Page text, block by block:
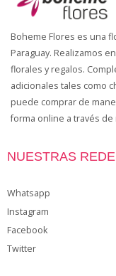
Boheme Flores es una
Paraguay. Realizamos
florales y regalos.
adicionales tales como
puede comprar de
forma online a través
NUESTRAS
Whatsapp
Instagram
Facebook
Twitter